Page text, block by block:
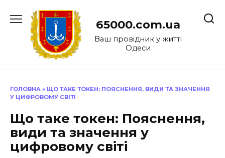
до
65000.com.ua
Ваш провідник у житті
Одеси
ГОЛОВНА » ЩО ТАКЕ ТОКЕН: ПОЯСНЕННЯ, ВИДИ ТА ЗНАЧЕННЯ
У ЦИФРОВОМУ СВІТІ
Що таке токен: Пояснення,
види та значення у
цифровому світі